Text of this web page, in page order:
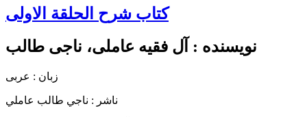
کتاب شرح الحلقة الاولی
نویسنده : آل فقیه عاملی، ناجی طالب
زبان : عربی
ناشر : ناجي طالب عاملي